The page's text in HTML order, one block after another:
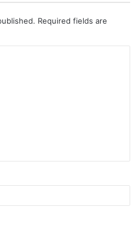
Required fields are